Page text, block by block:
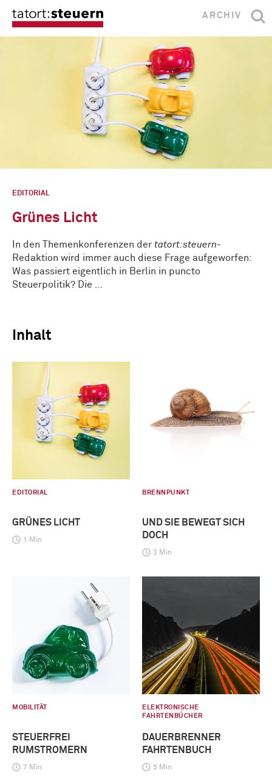
ARCHIV
EDITORIAL
Grünes Licht
In den Themenkonferenzen der tatort:steuern-
Redaktion wird immer auch diese Frage aufgeworfen:
Was passiert eigentlich in Berlin in puncto
Steuerpolitik? Die …
Inhalt
EDITORIAL
GRÜNES LICHT
1 Min
BRENNPUNKT
UND SIE BEWEGT SICH
DOCH
3 Min
MOBILITÄT
STEUERFREI
RUMSTROMERN
7 Min
ELEKTRONISCHE
FAHRTENBÜCHER
DAUERBRENNER
FAHRTENBUCH
5 Min